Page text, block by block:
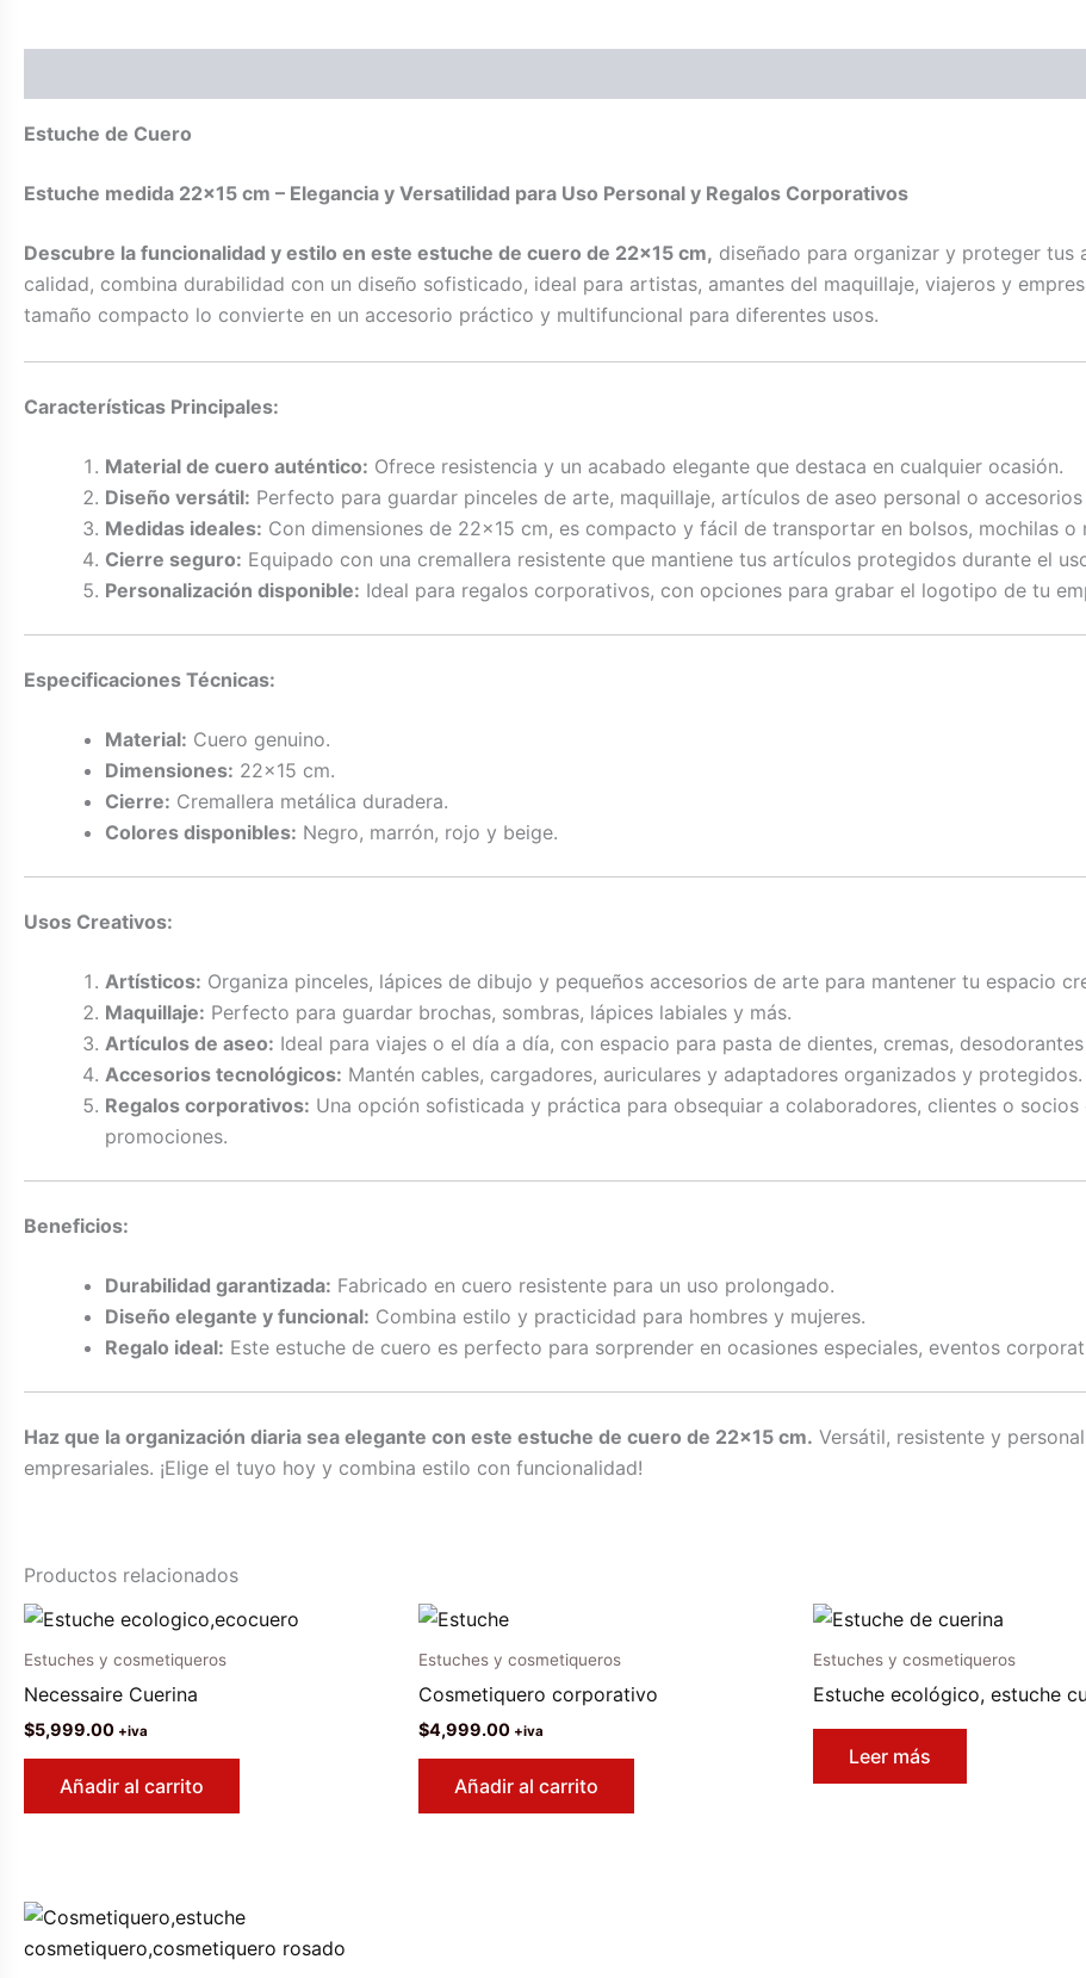
Estuche de Cuero
Estuche medida 22×15 cm – Elegancia y Versatilidad para Uso Personal y Regalos Corporativos
Descubre la funcionalidad y estilo en este estuche de cuero de 22×15 cm, diseñado para organizar y proteger tus
calidad, combina durabilidad con un diseño sofisticado, ideal para artistas, amantes del maquillaje, viajeros y
tamaño compacto lo convierte en un accesorio práctico y multifuncional para diferentes usos.
Características Principales:
Material de cuero auténtico: Ofrece resistencia y un acabado elegante que destaca en cualquier ocasión.
Diseño versátil: Perfecto para guardar pinceles de arte, maquillaje, artículos de aseo personal o
Medidas ideales: Con dimensiones de 22×15 cm, es compacto y fácil de transportar en bolsos, mochilas o
Cierre seguro: Equipado con una cremallera resistente que mantiene tus artículos protegidos durante el
Personalización disponible: Ideal para regalos corporativos, con opciones para grabar el logotipo de tu
Especificaciones Técnicas:
Material: Cuero genuino.
Dimensiones: 22×15 cm.
Cierre: Cremallera metálica duradera.
Colores disponibles: Negro, marrón, rojo y beige.
Usos Creativos:
Artísticos: Organiza pinceles, lápices de dibujo y pequeños accesorios de arte para mantener tu espacio
Maquillaje: Perfecto para guardar brochas, sombras, lápices labiales y más.
Artículos de aseo: Ideal para viajes o el día a día, con espacio para pasta de dientes, cremas,
Accesorios tecnológicos: Mantén cables, cargadores, auriculares y adaptadores organizados y protegidos.
Regalos corporativos: Una opción sofisticada y práctica para obsequiar a colaboradores, clientes o
promociones.
Beneficios:
Durabilidad garantizada: Fabricado en cuero resistente para un uso prolongado.
Diseño elegante y funcional: Combina estilo y practicidad para hombres y mujeres.
Regalo ideal: Este estuche de cuero es perfecto para sorprender en ocasiones especiales, eventos
Haz que la organización diaria sea elegante con este estuche de cuero de 22×15 cm. Versátil, resistente y
empresariales. ¡Elige el tuyo hoy y combina estilo con funcionalidad!
Productos relacionados
Estuches y cosmetiqueros
Necessaire Cuerina
$5,999.00 +iva
Añadir al carrito
Estuches y cosmetiqueros
Cosmetiquero corporativo
$4,999.00 +iva
Añadir al carrito
Estuches y cosmetiqueros
Estuche ecológico, estuche
Leer más